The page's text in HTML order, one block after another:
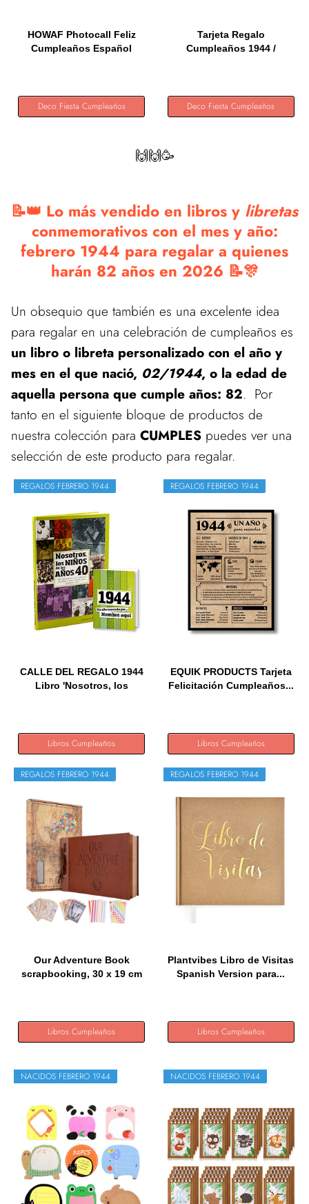
HOWAF Photocall Feliz
Cumpleaños Español
Deco Fiesta Cumpleaños
Tarjeta Regalo
Cumpleaños 1944 /
Deco Fiesta Cumpleaños
🙌🙌🥳
📝👑 Lo más vendido en libros y libretas
conmemorativos con el mes y año:
febrero 1944 para regalar a quienes
harán 82 años en 2026 📝🎊
Un obsequio que también es una excelente idea
para regalar en una celebración de cumpleaños es
un libro o libreta personalizado con el año y
mes en el que nació, 02/1944, o la edad de
aquella persona que cumple años: 82. Por
tanto en el siguiente bloque de productos de
nuestra colección para CUMPLES puedes ver una
selección de este producto para regalar.
REGALOS FEBRERO 1944
CALLE DEL REGALO 1944
Libro 'Nosotros, los
Libros Cumpleaños
REGALOS FEBRERO 1944
EQUIK PRODUCTS Tarjeta
Felicitación Cumpleaños...
Libros Cumpleaños
REGALOS FEBRERO 1944
Our Adventure Book
scrapbooking, 30 x 19 cm
Libros Cumpleaños
REGALOS FEBRERO 1944
Plantvibes Libro de Visitas
Spanish Version para...
Libros Cumpleaños
NACIDOS FEBRERO 1944 NACIDOS FEBRERO 1944